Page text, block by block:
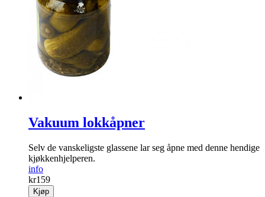
Vakuum lokkåpner
Selv de vanskeligste glassene lar seg åpne med denne hendige
kjøkkenhjelperen.
info
kr159
Kjøp